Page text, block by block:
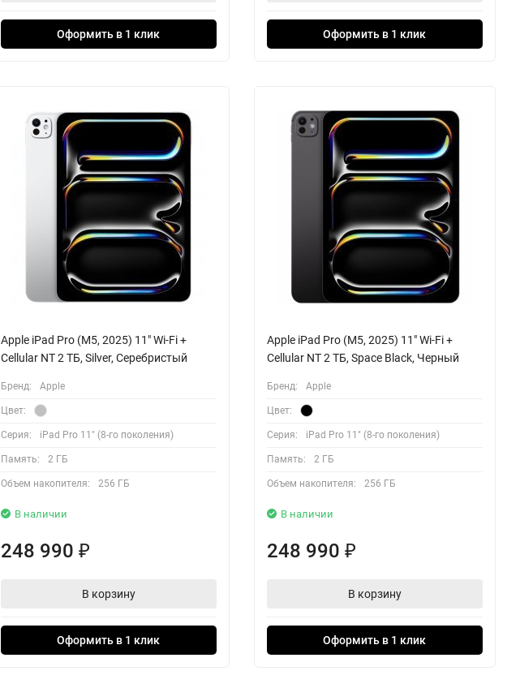
Оформить в 1 клик Оформить в 1 клик
Apple iPad Pro (M5, 2025) 11" Wi-Fi +
Cellular NT 2 ТБ, Silver, Серебристый
Бренд: Apple
Цвет:
Серия: iPad Pro 11" (8-го поколения)
Память: 2 ГБ
Объем накопителя: 256 ГБ
В наличии
248 990 ₽
В корзину
Оформить в 1 клик
Apple iPad Pro (M5, 2025) 11" Wi-Fi +
Cellular NT 2 ТБ, Space Black, Черный
Бренд: Apple
Цвет:
Серия: iPad Pro 11" (8-го поколения)
Память: 2 ГБ
Объем накопителя: 256 ГБ
В наличии
248 990 ₽
В корзину
Оформить в 1 клик